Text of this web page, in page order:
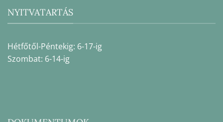
NYITVATARTÁS
Hétfőtől-Péntekig: 6-17-ig
Szombat: 6-14-ig